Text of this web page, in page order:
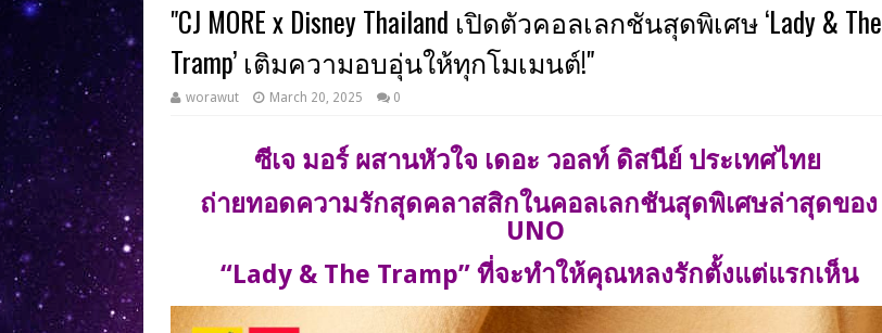
"CJ MORE x Disney Thailand เปิดตัวคอลเลกชันสุดพิเศษ ‘Lady & The
Tramp’ เติมความอบอุ่นให้ทุกโมเมนต์!"
worawut March 20, 2025 0
ซีเจ มอร์ ผสานหัวใจ เดอะ วอลท์ ดิสนีย์ ประเทศไทย
ถ่ายทอดความรักสุดคลาสสิกในคอลเลกชันสุดพิเศษล่าสุดของ
UNO
“Lady & The Tramp” ที่จะทำให้คุณหลงรักตั้งแต่แรกเห็น